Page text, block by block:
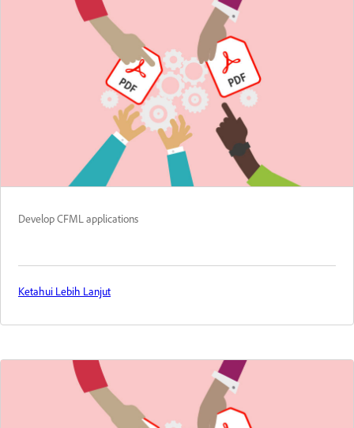
Develop CFML applications
Ketahui Lebih Lanjut